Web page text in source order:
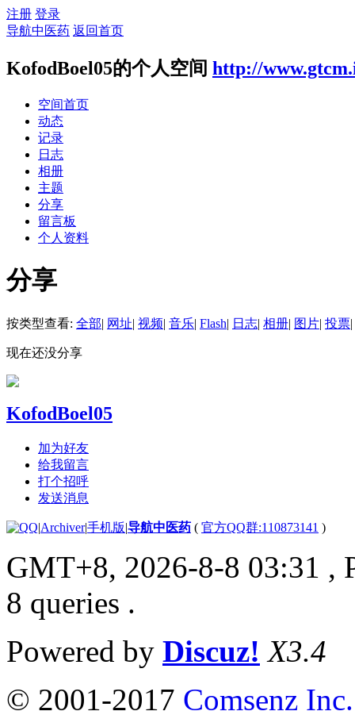
注册 登录
导航中医药 返回首页
KofodBoel05的个人空间 http://
空间首页
动态
记录
日志
相册
主题
分享
留言板
个人资料
分享
按类型查看: 全部| 网址| 视频| 音乐| Flash| 日志| 相册| 图片| 投票|
现在还没分享
KofodBoel05
加为好友
给我留言
打个招呼
发送消息
|Archiver|手机版|导航中医药 ( 官方QQ群:110873141 )
GMT+8, 2026-8-8 03:31 ,
8 queries .
Powered by Discuz! X3.4
© 2001-2017 Comsenz Inc.